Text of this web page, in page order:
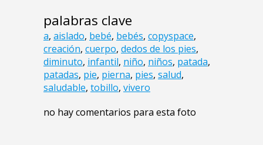
palabras clave
a, aislado, bebé, bebés, copyspace,
creación, cuerpo, dedos de los pies,
diminuto, infantil, niño, niños, patada,
patadas, pie, pierna, pies, salud,
saludable, tobillo, vivero
no hay comentarios para esta foto